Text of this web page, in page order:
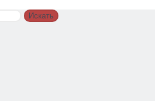
Искать